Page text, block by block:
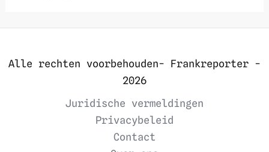
Alle rechten voorbehouden- Frankreporter -
2026
Juridische vermeldingen
Privacybeleid
Contact